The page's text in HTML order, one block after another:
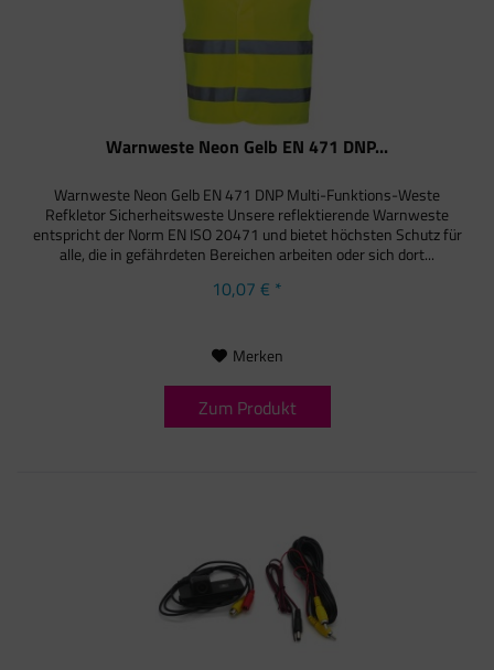
Warnweste Neon Gelb EN 471 DNP...
Warnweste Neon Gelb EN 471 DNP Multi-Funktions-Weste
Refkletor Sicherheitsweste Unsere reflektierende Warnweste
entspricht der Norm EN ISO 20471 und bietet höchsten Schutz für
alle, die in gefährdeten Bereichen arbeiten oder sich dort...
10,07 € *
Merken
Zum Produkt